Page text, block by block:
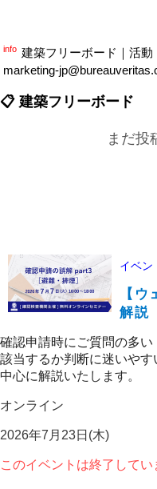
info 建築フリーボード｜活動
marketing-
建築フリーボード
まだ投
イベン
【
解説
確認申請時にご質問の多
該当するか判断に迷いや
中心に解説いたします。
オンライン
2026年7月23日(木)
このイベントは終了してい